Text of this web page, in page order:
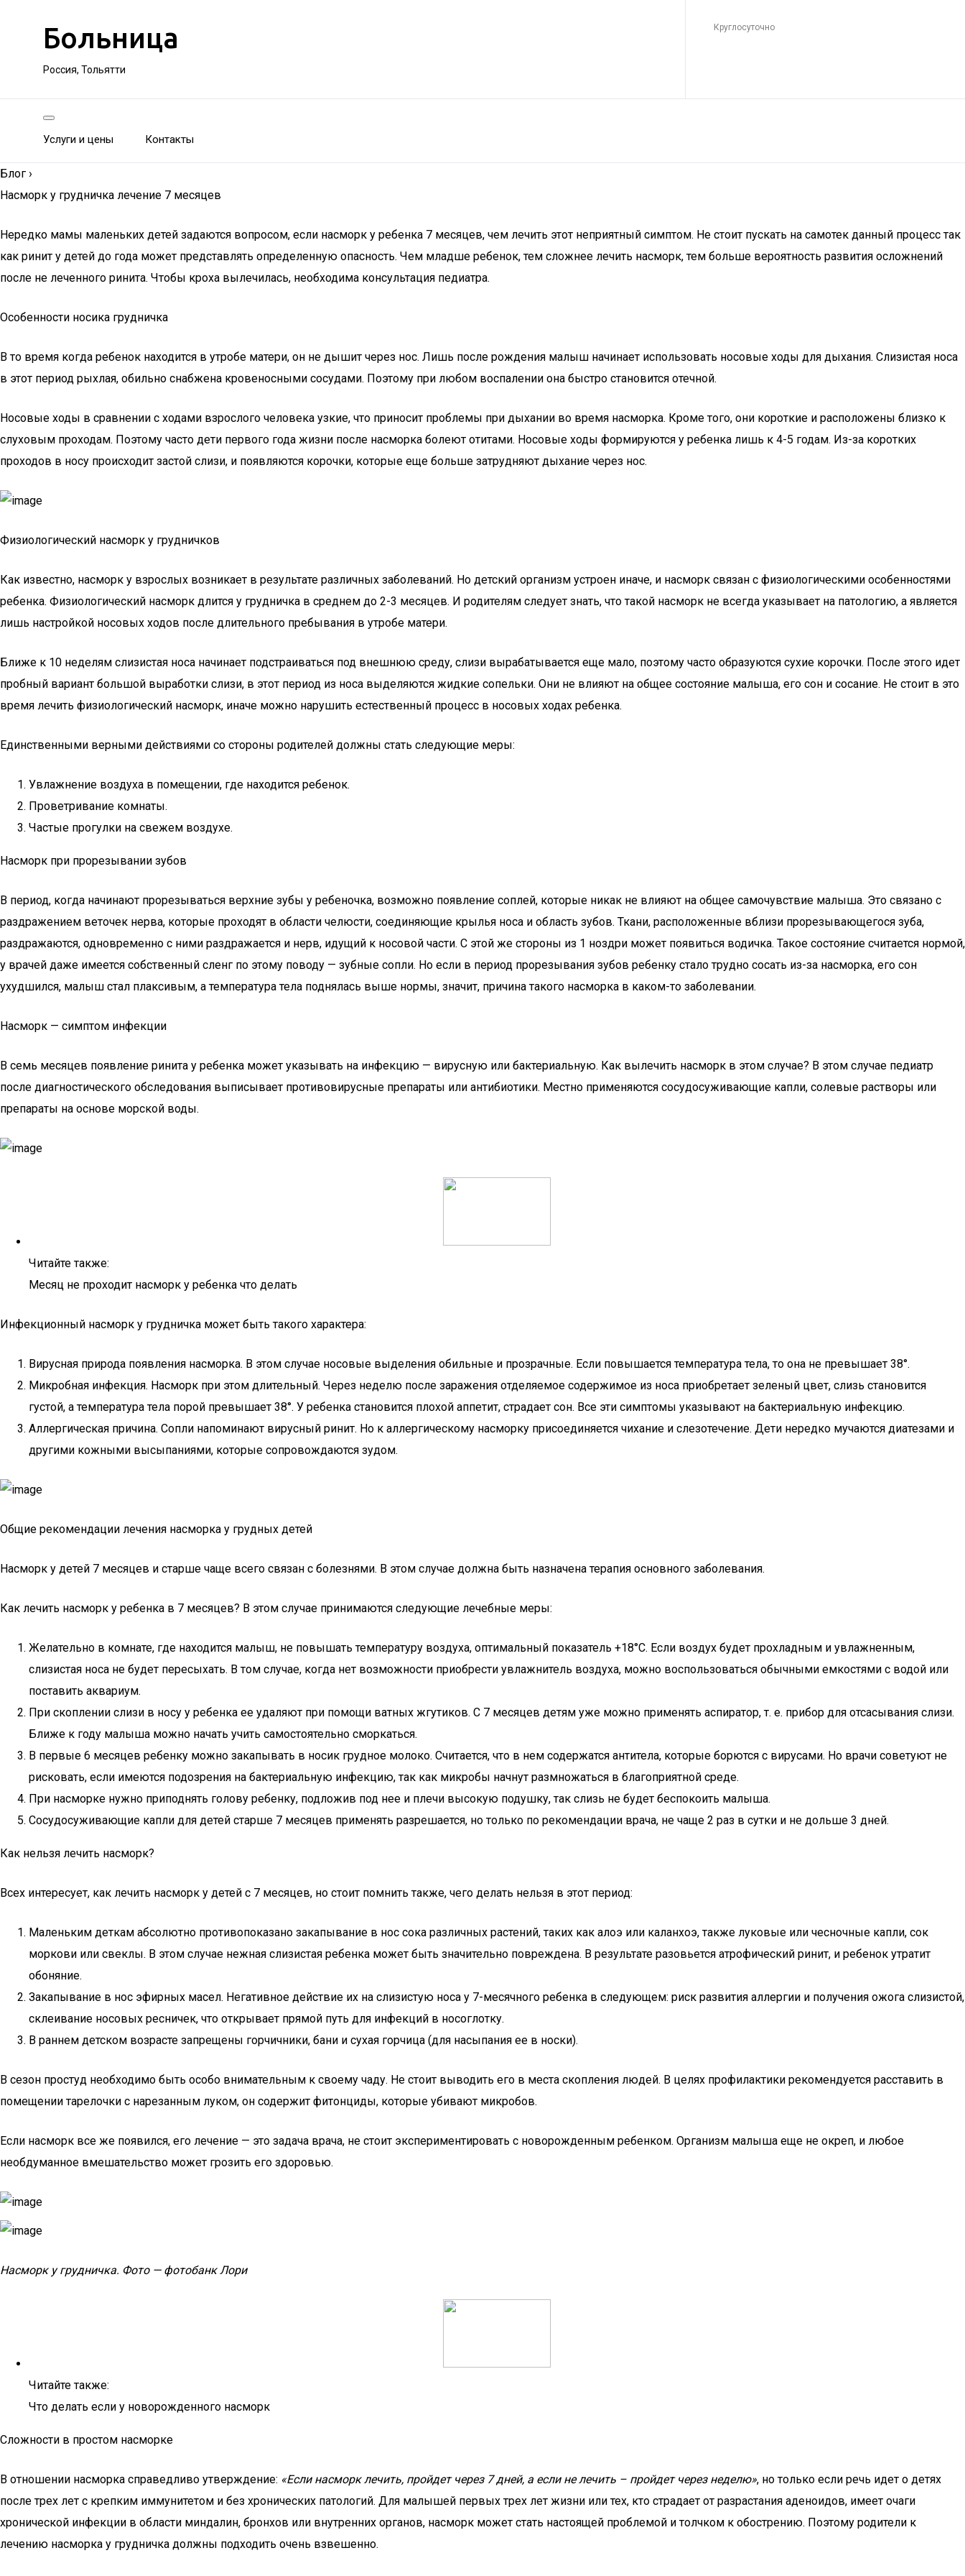
Больница
Россия, Тольятти
Круглосуточно
Услуги и цены Контакты
Блог ›
Насморк у грудничка лечение 7 месяцев
Нередко мамы маленьких детей задаются вопросом, если насморк у ребенка 7 месяцев, чем лечить этот неприятный симптом. Не стоит пускать на самотек данный процесс так
как ринит у детей до года может представлять определенную опасность. Чем младше ребенок, тем сложнее лечить насморк, тем больше вероятность развития осложнений
после не леченного ринита. Чтобы кроха вылечилась, необходима консультация педиатра.
Особенности носика грудничка
В то время когда ребенок находится в утробе матери, он не дышит через нос. Лишь после рождения малыш начинает использовать носовые ходы для дыхания. Слизистая носа
в этот период рыхлая, обильно снабжена кровеносными сосудами. Поэтому при любом воспалении она быстро становится отечной.
Носовые ходы в сравнении с ходами взрослого человека узкие, что приносит проблемы при дыхании во время насморка. Кроме того, они короткие и расположены близко к
слуховым проходам. Поэтому часто дети первого года жизни после насморка болеют отитами. Носовые ходы формируются у ребенка лишь к 4-5 годам. Из-за коротких
проходов в носу происходит застой слизи, и появляются корочки, которые еще больше затрудняют дыхание через нос.
Физиологический насморк у грудничков
Как известно, насморк у взрослых возникает в результате различных заболеваний. Но детский организм устроен иначе, и насморк связан с физиологическими особенностями
ребенка. Физиологический насморк длится у грудничка в среднем до 2-3 месяцев. И родителям следует знать, что такой насморк не всегда указывает на патологию, а является
лишь настройкой носовых ходов после длительного пребывания в утробе матери.
Ближе к 10 неделям слизистая носа начинает подстраиваться под внешнюю среду, слизи вырабатывается еще мало, поэтому часто образуются сухие корочки. После этого идет
пробный вариант большой выработки слизи, в этот период из носа выделяются жидкие сопельки. Они не влияют на общее состояние малыша, его сон и сосание. Не стоит в это
время лечить физиологический насморк, иначе можно нарушить естественный процесс в носовых ходах ребенка.
Единственными верными действиями со стороны родителей должны стать следующие меры:
Увлажнение воздуха в помещении, где находится ребенок.
Проветривание комнаты.
Частые прогулки на свежем воздухе.
Насморк при прорезывании зубов
В период, когда начинают прорезываться верхние зубы у ребеночка, возможно появление соплей, которые никак не влияют на общее самочувствие малыша. Это связано с
раздражением веточек нерва, которые проходят в области челюсти, соединяющие крылья носа и область зубов. Ткани, расположенные вблизи прорезывающегося зуба,
раздражаются, одновременно с ними раздражается и нерв, идущий к носовой части. С этой же стороны из 1 ноздри может появиться водичка. Такое состояние считается нормой,
у врачей даже имеется собственный сленг по этому поводу — зубные сопли. Но если в период прорезывания зубов ребенку стало трудно сосать из-за насморка, его сон
ухудшился, малыш стал плаксивым, а температура тела поднялась выше нормы, значит, причина такого насморка в каком-то заболевании.
Насморк — симптом инфекции
В семь месяцев появление ринита у ребенка может указывать на инфекцию — вирусную или бактериальную. Как вылечить насморк в этом случае? В этом случае педиатр
после диагностического обследования выписывает противовирусные препараты или антибиотики. Местно применяются сосудосуживающие капли, солевые растворы или
препараты на основе морской воды.
Читайте также:
Месяц не проходит насморк у ребенка что делать
Инфекционный насморк у грудничка может быть такого характера:
Вирусная природа появления насморка. В этом случае носовые выделения обильные и прозрачные. Если повышается температура тела, то она не превышает 38°.
Микробная инфекция. Насморк при этом длительный. Через неделю после заражения отделяемое содержимое из носа приобретает зеленый цвет, слизь становится
густой, а температура тела порой превышает 38°. У ребенка становится плохой аппетит, страдает сон. Все эти симптомы указывают на бактериальную инфекцию.
Аллергическая причина. Сопли напоминают вирусный ринит. Но к аллергическому насморку присоединяется чихание и слезотечение. Дети нередко мучаются диатезами и
другими кожными высыпаниями, которые сопровождаются зудом.
Общие рекомендации лечения насморка у грудных детей
Насморк у детей 7 месяцев и старше чаще всего связан с болезнями. В этом случае должна быть назначена терапия основного заболевания.
Как лечить насморк у ребенка в 7 месяцев? В этом случае принимаются следующие лечебные меры:
Желательно в комнате, где находится малыш, не повышать температуру воздуха, оптимальный показатель +18°C. Если воздух будет прохладным и увлажненным,
слизистая носа не будет пересыхать. В том случае, когда нет возможности приобрести увлажнитель воздуха, можно воспользоваться обычными емкостями с водой или
поставить аквариум.
При скоплении слизи в носу у ребенка ее удаляют при помощи ватных жгутиков. С 7 месяцев детям уже можно применять аспиратор, т. е. прибор для отсасывания слизи.
Ближе к году малыша можно начать учить самостоятельно сморкаться.
В первые 6 месяцев ребенку можно закапывать в носик грудное молоко. Считается, что в нем содержатся антитела, которые борются с вирусами. Но врачи советуют не
рисковать, если имеются подозрения на бактериальную инфекцию, так как микробы начнут размножаться в благоприятной среде.
При насморке нужно приподнять голову ребенку, подложив под нее и плечи высокую подушку, так слизь не будет беспокоить малыша.
Сосудосуживающие капли для детей старше 7 месяцев применять разрешается, но только по рекомендации врача, не чаще 2 раз в сутки и не дольше 3 дней.
Как нельзя лечить насморк?
Всех интересует, как лечить насморк у детей с 7 месяцев, но стоит помнить также, чего делать нельзя в этот период:
Маленьким деткам абсолютно противопоказано закапывание в нос сока различных растений, таких как алоэ или каланхоэ, также луковые или чесночные капли, сок
моркови или свеклы. В этом случае нежная слизистая ребенка может быть значительно повреждена. В результате разовьется атрофический ринит, и ребенок утратит
обоняние.
Закапывание в нос эфирных масел. Негативное действие их на слизистую носа у 7-месячного ребенка в следующем: риск развития аллергии и получения ожога слизистой,
склеивание носовых ресничек, что открывает прямой путь для инфекций в носоглотку.
В раннем детском возрасте запрещены горчичники, бани и сухая горчица (для насыпания ее в носки).
В сезон простуд необходимо быть особо внимательным к своему чаду. Не стоит выводить его в места скопления людей. В целях профилактики рекомендуется расставить в
помещении тарелочки с нарезанным луком, он содержит фитонциды, которые убивают микробов.
Если насморк все же появился, его лечение — это задача врача, не стоит экспериментировать с новорожденным ребенком. Организм малыша еще не окреп, и любое
необдуманное вмешательство может грозить его здоровью.
Насморк у грудничка. Фото — фотобанк Лори
Читайте также:
Что делать если у новорожденного насморк
Сложности в простом насморке
В отношении насморка справедливо утверждение: «Если насморк лечить, пройдет через 7 дней, а если не лечить – пройдет через неделю», но только если речь идет о детях
после трех лет с крепким иммунитетом и без хронических патологий. Для малышей первых трех лет жизни или тех, кто страдает от разрастания аденоидов, имеет очаги
хронической инфекции в области миндалин, бронхов или внутренних органов, насморк может стать настоящей проблемой и толчком к обострению. Поэтому родители к
лечению насморка у грудничка должны подходить очень взвешенно.